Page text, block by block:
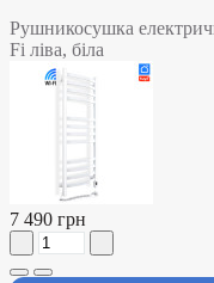
Рушникосушка
Fi ліва, біла
7 490 грн